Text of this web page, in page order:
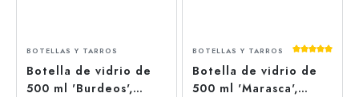
BOTELLAS Y TARROS
Botella de vidrio de
500 ml 'Burdeos',
BOTELLAS Y TARROS
Botella de vidrio de
500 ml 'Marasca',